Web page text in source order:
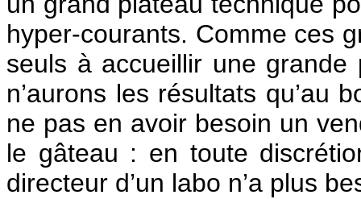
hyper-courants. Comme ces
seuls à accueillir une
n’aurons les résultats qu’au
ne pas en avoir besoin un
le gâteau : en toute
directeur d’un labo n’a plus